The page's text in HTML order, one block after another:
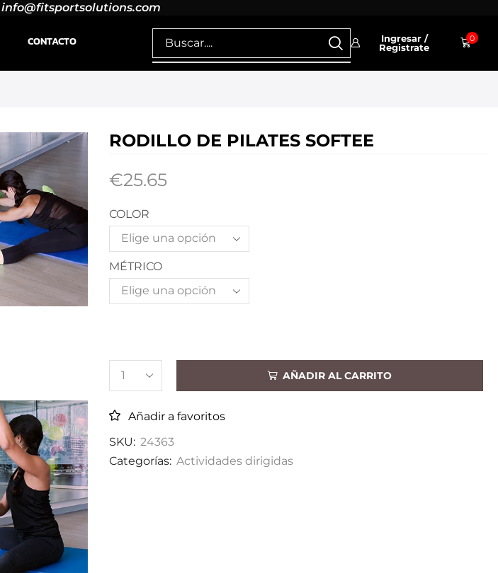
info@fitsportsolutions.com
CONTACTO
Ingresar /
Registrate
0
RODILLO DE PILATES SOFTEE
€25.65
COLOR
MÉTRICO
AÑADIR AL CARRITO
Añadir a favoritos
SKU: 24363
Categorías: Actividades dirigidas